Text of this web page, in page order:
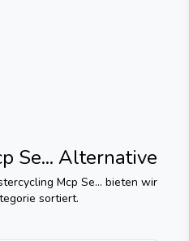
Se... Alternative
Mcp Se... bieten wir
sortiert.